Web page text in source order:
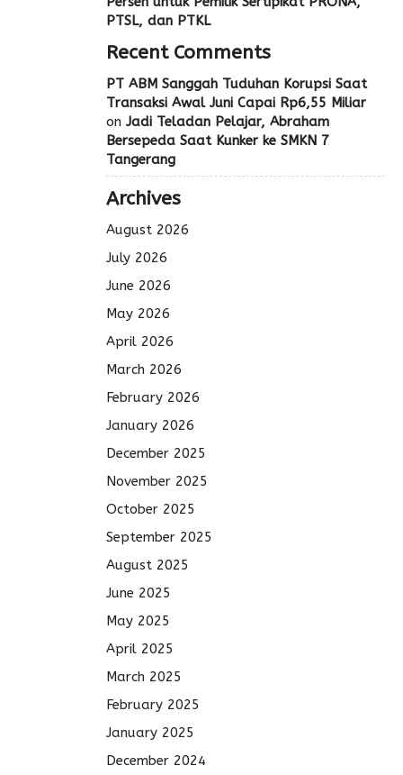
PTSL, dan PTKL
Recent Comments
PT ABM Sanggah Tuduhan Korupsi Saat
Transaksi Awal Juni Capai Rp6,55 Miliar
on Jadi Teladan Pelajar, Abraham
Bersepeda Saat Kunker ke SMKN 7
Tangerang
Archives
August 2026
July 2026
June 2026
May 2026
April 2026
March 2026
February 2026
January 2026
December 2025
November 2025
October 2025
September 2025
August 2025
June 2025
May 2025
April 2025
March 2025
February 2025
January 2025
December 2024